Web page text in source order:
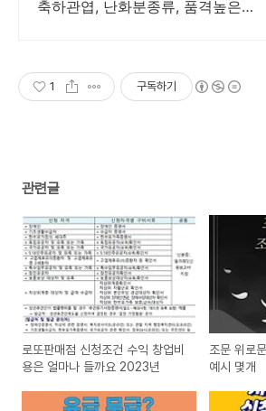
축하관엽, 난화분종류, 품격높은
1 구독하기
관련글
로또판매점 신청조건 수익 창업비
용은 얼마나 들까요 2023년
조문 위로
예시 몇개